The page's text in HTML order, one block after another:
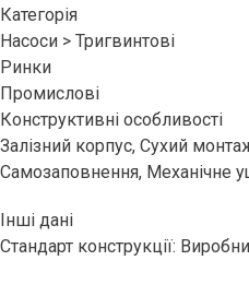
Категорія
Насоси > Тригвинтові
Ринки
Промислові
Конструктивні особливості
Залізний корпус, Сухий
Самозаповнення, Механічне
Інші дані
Стандарт конструкції: